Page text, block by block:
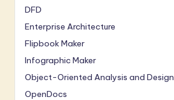
DFD
Enterprise Architecture
Flipbook Maker
Infographic Maker
Object-Oriented Analysis and Design
OpenDocs